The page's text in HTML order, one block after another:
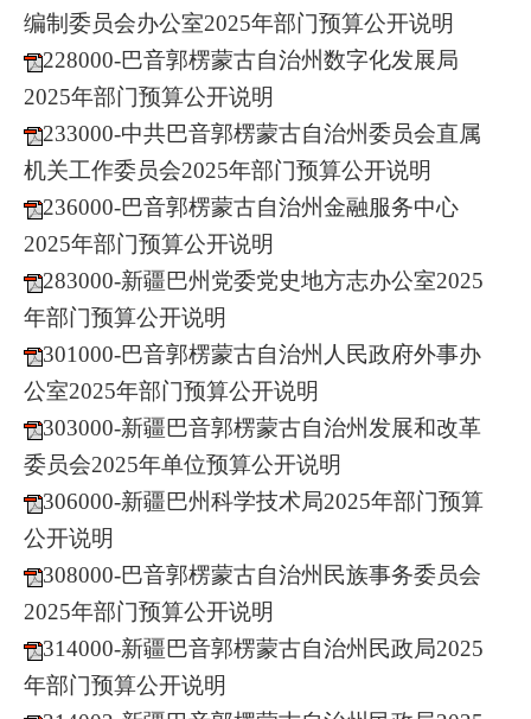
编制委员会办公室2025年部门预算公开说明
228000-巴音郭楞蒙古自治州数字化发展局
2025年部门预算公开说明
233000-中共巴音郭楞蒙古自治州委员会直属
机关工作委员会2025年部门预算公开说明
236000-巴音郭楞蒙古自治州金融服务中心
2025年部门预算公开说明
283000-新疆巴州党委党史地方志办公室2025
年部门预算公开说明
301000-巴音郭楞蒙古自治州人民政府外事办
公室2025年部门预算公开说明
303000-新疆巴音郭楞蒙古自治州发展和改革
委员会2025年单位预算公开说明
306000-新疆巴州科学技术局2025年部门预算
公开说明
308000-巴音郭楞蒙古自治州民族事务委员会
2025年部门预算公开说明
314000-新疆巴音郭楞蒙古自治州民政局2025
年部门预算公开说明